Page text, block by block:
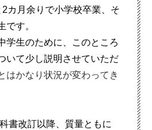
カ月余りで小学校卒業、そ
です。
学生のために、このところ
いて少し説明させていただ
はかなり状況が変わってき
書改訂以降、質量ともに